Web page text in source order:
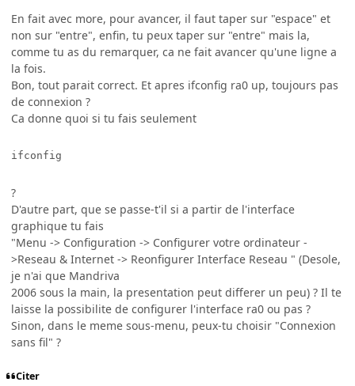
En fait avec more, pour avancer, il faut taper sur "espace" et
non sur "entre", enfin, tu peux taper sur "entre" mais la,
comme tu as du remarquer, ca ne fait avancer qu'une ligne a
la fois.
Bon, tout parait correct. Et apres ifconfig ra0 up, toujours pas
de connexion ?
Ca donne quoi si tu fais seulement
?
D'autre part, que se passe-t'il si a partir de l'interface
graphique tu fais
"Menu -> Configuration -> Configurer votre ordinateur -
>Reseau & Internet -> Reonfigurer Interface Reseau " (Desole,
je n'ai que Mandriva
2006 sous la main, la presentation peut differer un peu) ? Il te
laisse la possibilite de configurer l'interface ra0 ou pas ?
Sinon, dans le meme sous-menu, peux-tu choisir "Connexion
sans fil" ?
Citer